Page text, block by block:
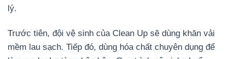
lý.
Trước tiên, đội vệ sinh của Clean Up sẽ dùng khăn vải
mềm lau sạch. Tiếp đó, dùng hóa chất chuyên dụng để